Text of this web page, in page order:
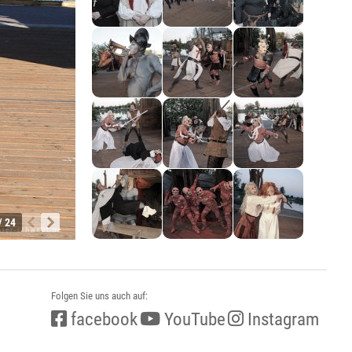
24
Folgen Sie uns auch auf:
facebook YouTube Instagram